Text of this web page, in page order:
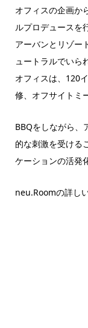
オフィスの企画か
ルプロデュースを
アーバンとリゾー
ュートラルでいら
オフィスは、120
修、オフサイトミ
BBQをしながら、
的な刺激を受ける
ケーションの活発
neu.Roomの詳し